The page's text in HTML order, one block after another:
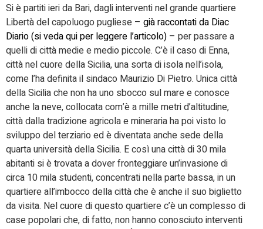
Si è partiti ieri da Bari, dagli interventi nel grande quartiere
Libertà del capoluogo pugliese – già raccontati da Diac
Diario (si veda qui per leggere l’articolo) – per passare a
quelli di città medie e medio piccole. C’è il caso di Enna,
città nel cuore della Sicilia, una sorta di isola nell’isola,
come l’ha definita il sindaco Maurizio Di Pietro. Unica città
della Sicilia che non ha uno sbocco sul mare e conosce
anche la neve, collocata com’è a mille metri d’altitudine,
città dalla tradizione agricola e mineraria ha poi visto lo
sviluppo del terziario ed è diventata anche sede della
quarta università della Sicilia. E così una città di 30 mila
abitanti si è trovata a dover fronteggiare un’invasione di
circa 10 mila studenti, concentrati nella parte bassa, in un
quartiere all’imbocco della città che è anche il suo biglietto
da visita. Nel cuore di questo quartiere c’è un complesso di
case popolari che, di fatto, non hanno conosciuto interventi